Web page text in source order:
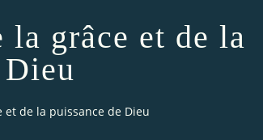
grâce et de la
de la puissance de Dieu